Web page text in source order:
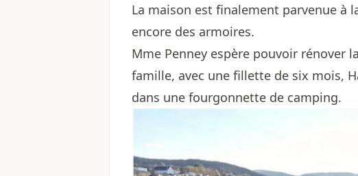
La maison est finalement parvenue à
encore des armoires.
Mme Penney espère pouvoir rénover
famille, avec une fillette de six mois,
dans une fourgonnette de camping.